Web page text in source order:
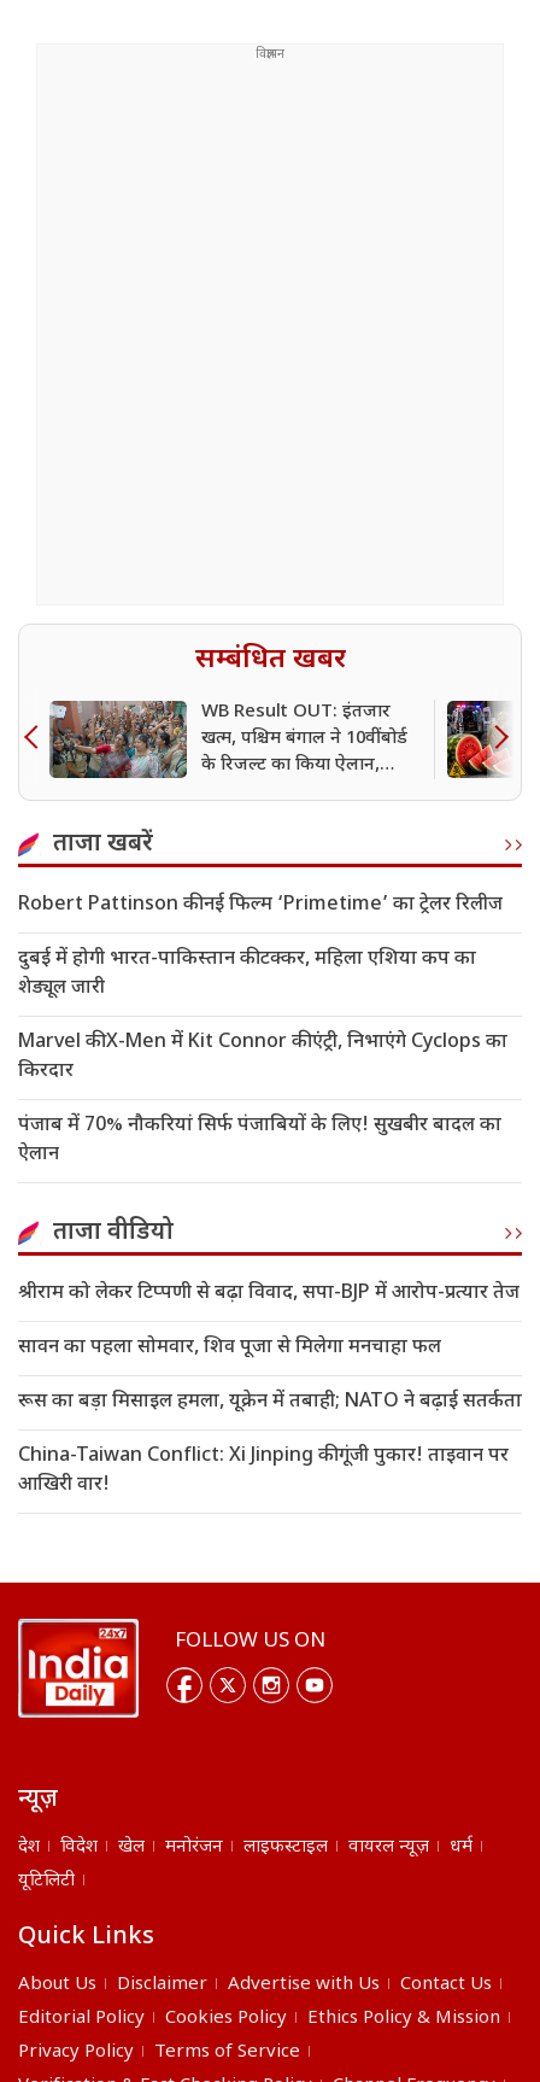
सम्बंधित खबर
WB Result OUT: इंतजार
खत्म, पश्चिम बंगाल ने 10वीं बोर्ड
के रिजल्ट का किया ऐलान,
ताजा खबरें
Robert Pattinson की नई फिल्म ‘Primetime’ का ट्रेलर रिलीज
दुबई में होगी भारत-पाकिस्तान की टक्कर, महिला एशिया कप का
शेड्यूल जारी
Marvel की X-Men में Kit Connor की एंट्री, निभाएंगे Cyclops का
किरदार
पंजाब में 70% नौकरियां सिर्फ पंजाबियों के लिए! सुखबीर बादल का
ऐलान
ताजा वीडियो
श्रीराम को लेकर टिप्पणी से बढ़ा विवाद, सपा-BJP में आरोप-प्रत्यार तेज
सावन का पहला सोमवार, शिव पूजा से मिलेगा मनचाहा फल
रूस का बड़ा मिसाइल हमला, यूक्रेन में तबाही; NATO ने बढ़ाई सतर्कता
China-Taiwan Conflict: Xi Jinping की गूंजी पुकार! ताइवान पर
आखिरी वार!
FOLLOW US ON
न्यूज़
देश विदेश खेल मनोरंजन लाइफस्टाइल वायरल न्यूज़
धर्म
यूटिलिटी
Quick Links
About Us Disclaimer Advertise with Us
Contact Us
Editorial Policy
Cookies Policy
Ethics Policy & Mission
Privacy Policy
Terms of Service